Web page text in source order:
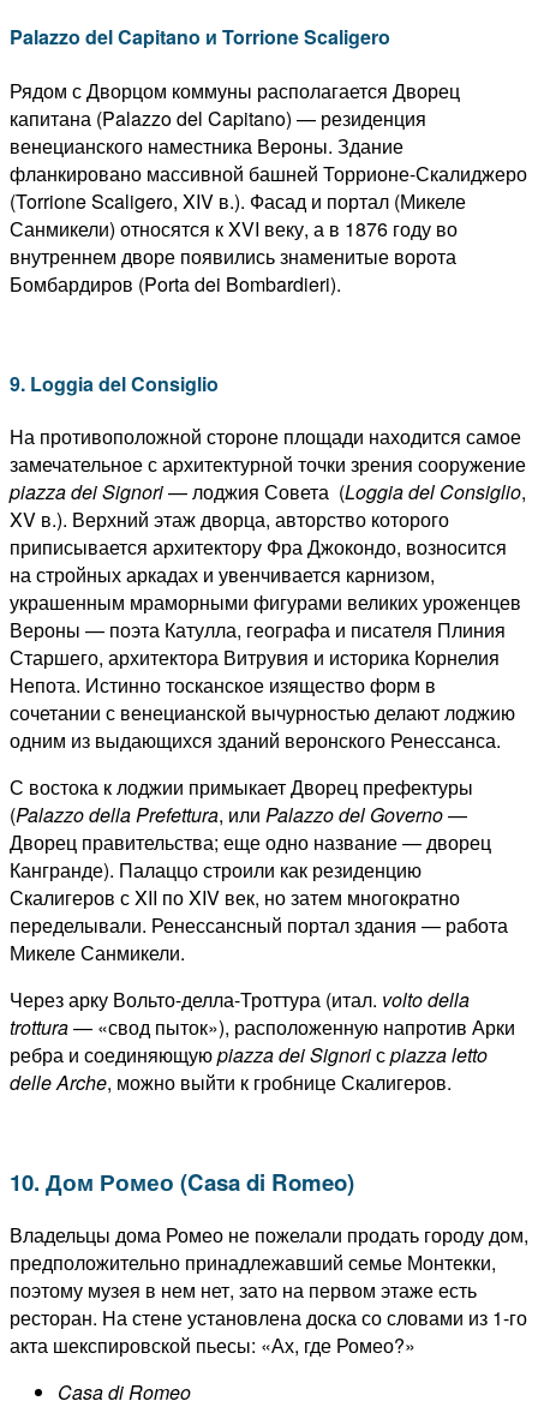
Palazzo del Capitano и Torrione Scaligero
Рядом с Дворцом коммуны располагается Дворец
капитана (Palazzo del Capitano) — резиденция
венецианского наместника Вероны. Здание
фланкировано массивной башней Торрионе-Скалиджеро
(Torrione Scaligero, XIV в.). Фасад и портал (Микеле
Санмикели) относятся к XVI веку, а в 1876 году во
внутреннем дворе появились знаменитые ворота
Бомбардиров (Porta dei Bombardieri).
9. Loggia del Consiglio
На противоположной стороне площади находится самое
замечательное с архитектурной точки зрения сооружение
piazza dei Signori— лоджия Совета (Loggia del Consiglio,
XV в.). Верхний этаж дворца, авторство которого
приписывается архитектору Фра Джокондо, возносится
на стройных аркадах и увенчивается карнизом,
украшенным мраморными фигурами великих уроженцев
Вероны — поэта Катулла, географа и писателя Плиния
Старшего, архитектора Витрувия и историка Корнелия
Непота. Истинно тосканское изящество форм в
сочетании с венецианской вычурностью делают лоджию
одним из выдающихся зданий веронского Ренессанса.
С востока к лоджии примыкает Дворец префектуры
(Palazzo della Prefettura, или Palazzo del Governo—
Дворец правительства; еще одно название — дворец
Кангранде). Палаццо строили как резиденцию
Скалигеров с XII по XIV век, но затем многократно
переделывали. Ренессансный портал здания — работа
Микеле Санмикели.
Через арку Вольто-делла-Троттура (итал. volto della
trottura— «свод пыток»), расположенную напротив Арки
ребра и соединяющуюpiazza dei Signoriсpiazza letto
delle Arche, можно выйти к гробнице Скалигеров.
10. Дом Ромео (Casa di Romeo)
Владельцы дома Ромео не пожелали продать городу дом,
предположительно принадлежавший семье Монтекки,
поэтому музея в нем нет, зато на первом этаже есть
ресторан. На стене установлена доска со словами из 1-го
акта шекспировской пьесы: «Ах, где Ромео?»
Casa di Romeo